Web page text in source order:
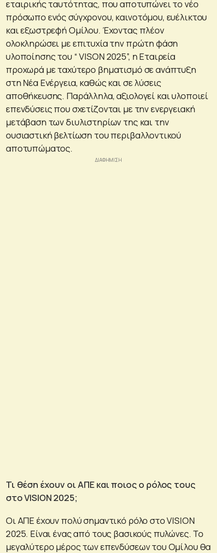
εταιρικής ταυτότητας, που αποτυπώνει το νέο
πρόσωπο ενός σύγχρονου, καινοτόμου, ευέλικτου
και εξωστρεφή Ομίλου. Έχοντας πλέον
ολοκληρώσει με επιτυχία την πρώτη φάση
υλοποίησης του “ VISON 2025”, η Εταιρεία
προχωρά με ταχύτερο βηματισμό σε ανάπτυξη
στη Νέα Ενέργεια, καθώς και σε λύσεις
αποθήκευσης. Παράλληλα, αξιολογεί και υλοποιεί
επενδύσεις που σχετίζονται με την ενεργειακή
μετάβαση των διυλιστηρίων της και την
ουσιαστική βελτίωση του περιβαλλοντικού
αποτυπώματος.
Τι θέση έχουν οι ΑΠΕ και ποιος ο ρόλος τους
στο VISION 2025;
Οι ΑΠΕ έχουν πολύ σημαντικό ρόλο στο VISION
2025. Είναι ένας από τους βασικούς πυλώνες. Το
μεγαλύτερο μέρος των επενδύσεων του Ομίλου θα